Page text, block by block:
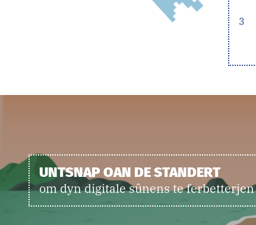
3
UNTSNAP OAN DE STANDERT
om dyn digitale sûnens te ferbetterjen